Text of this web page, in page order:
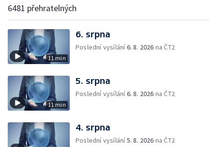
6481 přehratelných
11 min
6. srpna
Poslední vysílání6. 8. 2026 na ČT2
11 min
5. srpna
Poslední vysílání6. 8. 2026 na ČT2
4. srpna
Poslední vysílání5. 8. 2026 na ČT2